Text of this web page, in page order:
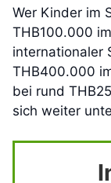
Wer Kinder im
THB100.000
internationaler
THB400.000
bei rund
sich weiter